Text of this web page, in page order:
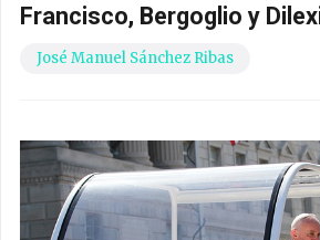
Francisco, Bergoglio y
José Manuel Sánchez Ribas